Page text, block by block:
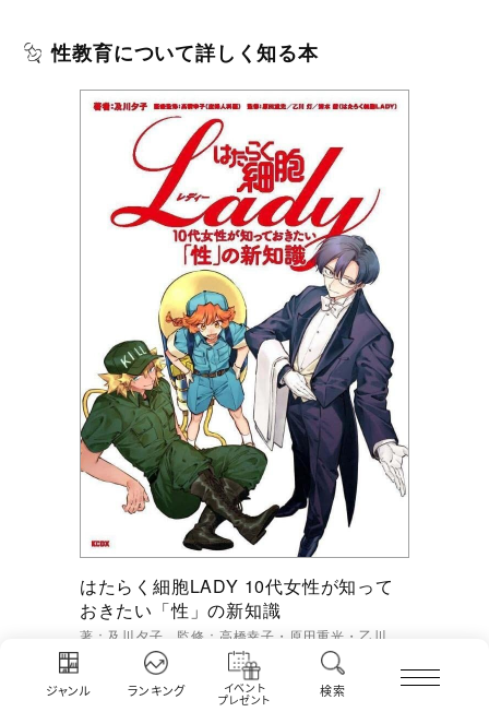
ジャンル ランキング イベント
プレゼント
検索
とめました
性教育について詳しく知る本
はたらく細胞LADY 10代女性が知って
おきたい「性」の新知識
著：及川夕子 監修：高橋幸子・原田重光・乙川
灯・清水茜